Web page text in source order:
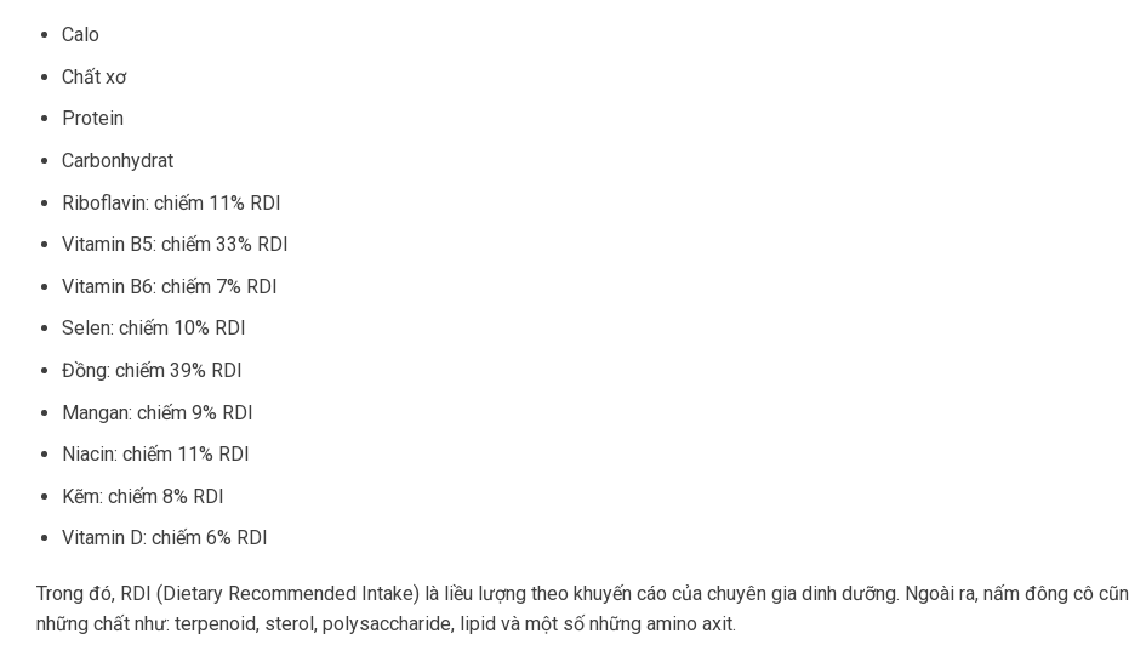
Calo
Chất xơ
Protein
Carbonhydrat
Riboflavin: chiếm 11% RDI
Vitamin B5: chiếm 33% RDI
Vitamin B6: chiếm 7% RDI
Selen: chiếm 10% RDI
Đồng: chiếm 39% RDI
Mangan: chiếm 9% RDI
Niacin: chiếm 11% RDI
Kẽm: chiếm 8% RDI
Vitamin D: chiếm 6% RDI
Trong đó, RDI (Dietary Recommended Intake) là liều lượng theo khuyến cáo của chuyên gia dinh dưỡng. Ngoài ra, nấm đông cô
những chất như: terpenoid, sterol, polysaccharide, lipid và một số những amino axit.